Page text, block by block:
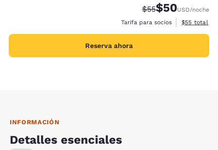
Tarifa tachada:
$55Tarifa reducida:
$50USD/noche
Tarifa para socios
Ver detalles
$55 total
Reserva ahora
INFORMACIÓN
Detalles esenciales